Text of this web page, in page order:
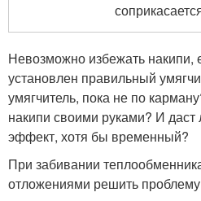
Невозможно избежать накипи,
установлен правильный
умягчитель, пока не по
накипи своими руками? И даст
эффект, хотя бы временный?
При забивании
отложениями решить